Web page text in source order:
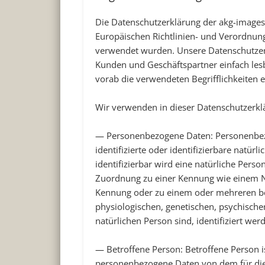
Die Datenschutzerklärung der akg-
Europäischen Richtlinien- und
verwendet wurden. Unsere
Kunden und Geschäftspartner einfach
vorab die verwendeten Begrifflichkeiten
Wir verwenden in dieser
— Personenbezogene Daten:
identifizierte oder identifizierbare
identifizierbar wird eine natürliche
Zuordnung zu einer Kennung wie einem
Kennung oder zu einem oder mehreren
physiologischen, genetischen,
natürlichen Person sind, identifiziert
— Betroffene Person: Betroffene Person